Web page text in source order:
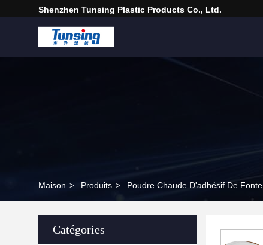
Shenzhen Tunsing Plastic Products Co., Ltd.
Maison > Produits > Poudre Chaude D'adhésif De Fonte
Catégories